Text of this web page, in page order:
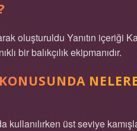
oluşturuldu Yanıtın içeriği
bir balıkçılık ekipmanıdır.
üst seviye